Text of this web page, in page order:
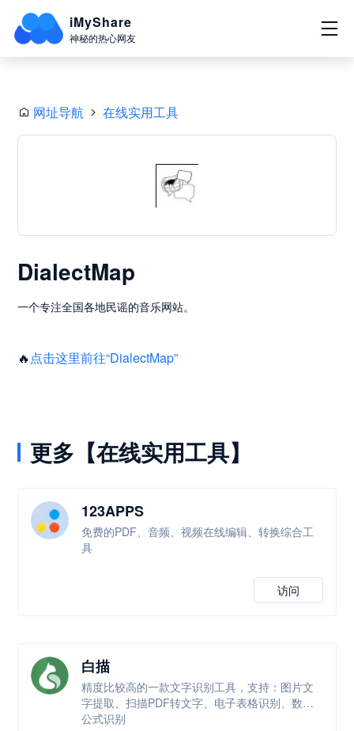
iMyShare
神秘的热心网友
网址导航 在线实用工具
DialectMap
一个专注全国各地民谣的音乐网站。
🔥 点击这里前往“DialectMap”
更多【在线实用工具】
123APPS
免费的PDF、音频、视频在线编辑、转换综合工
具
访问
白描
精度比较高的一款文字识别工具，支持：图片文
字提取、扫描PDF转文字、电子表格识别、数学
公式识别